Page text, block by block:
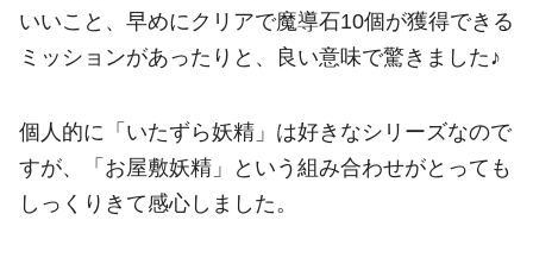
いいこと、早めにクリアで魔導石10個が獲得できる
ミッションがあったりと、良い意味で驚きました♪
個人的に「いたずら妖精」は好きなシリーズなので
すが、「お屋敷妖精」という組み合わせがとっても
しっくりきて感心しました。